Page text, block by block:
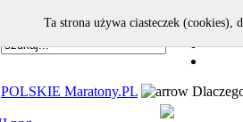
POLSKIE Maratony.PL
Ta strona używa ciasteczek (cookies),